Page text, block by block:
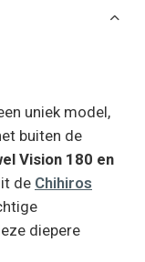
uniek model,
buiten de
Vision 180 en
de Chihiros
diepere